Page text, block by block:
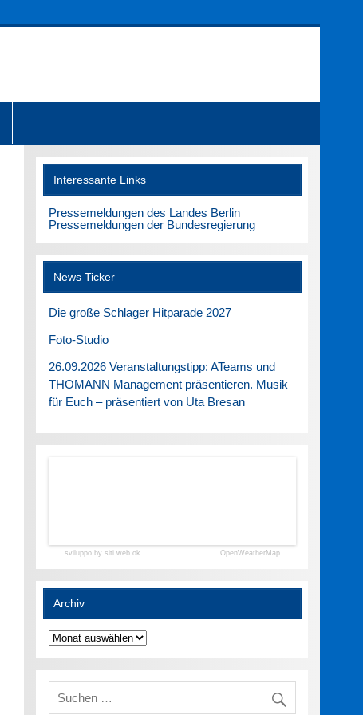
Interessante Links
Pressemeldungen des Landes Berlin
Pressemeldungen der Bundesregierung
News Ticker
Die große Schlager Hitparade 2027
Foto-Studio
26.09.2026 Veranstaltungstipp: ATeams und
THOMANN Management präsentieren. Musik
für Euch – präsentiert von Uta Bresan
sviluppo by siti web ok OpenWeatherMap
Archiv
Archiv